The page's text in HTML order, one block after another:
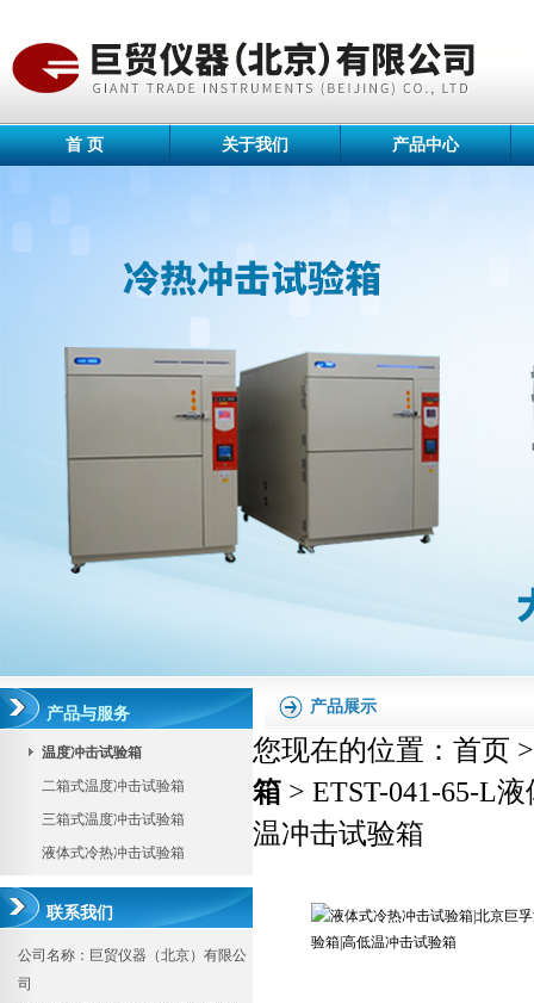
首 页 关于我们 产品中心
产品与服务
温度冲击试验箱
二箱式温度冲击试验箱
三箱式温度冲击试验箱
液体式冷热冲击试验箱
联系我们
公司名称：巨贸仪器（北京）有限公
司
产品展示
您现在的位置： 首页
箱 > ETST-041-65-L
温冲击试验箱